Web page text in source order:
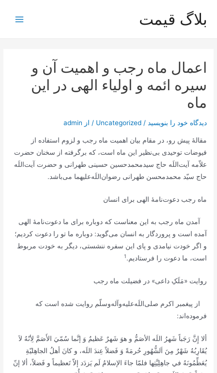
محتوا
بلاگ قیمت
اعمال ماه رجب و اهمیت آن و
سیره ائمه و اولیاء الهی در این
ماه
دیدگاه‌ خود را بنویسید /
Uncategorized / از admin
مقالۀ پیش رو، در مقام بیان اهمیت ماه رجب و لزوم استفاده از
فیوضات توحیدی بی‌نظیر این ماه است، که برگرفته از سخنان حضرت
علاّمه آیت‌اللَه حاج سیدمحمدحسین حسینی طهرانی و حضرت آیت‌اللَه
حاج سیّد محمدمحسن طهرانی رضوان‌اللَه‌علیهما می‌باشد.
ماه رجب دعوت‌نامۀ الهی برای انسان
آمدن ماه رجب به این معناست که دوباره برای ما دعوت‌نامۀ الهی
آمده است و پروردگار به انسان می‌گوید: دوباره ما تو را دعوت کردیم؛
و اگر خودت نیامدی و پای این سفره ننشستی، دیگر به خودت مربوط
است، ما دعوت را فرستادیم.1
روایت «مَلَکِ داعی» در فضیلت ماه رجب
از پیغمبر اکرم صلی‌اللَه‌علیه‌و‌آله‌وسلّم روایت شده است که
فرموده‌اند:
ألا إِنَّ رَجَباً شَهرُ اللَه الأصَمُّ و هوَ شَهرٌ عَظيمٌ وَ إنَّما سُمّيَ الأَصَمَّ لِأنّهُ لاَ
يُقَارِبُهُ شَهْرٌ مِنَ اَلشُّهُورِ حُرمَةً وَ فَضلاً عِندَ اللَه، و كانَ أهلُ الجاهِليّةِ
يُعَظِّمُونَهُ في جاهِلِيَّتِها فلمّا جاءَ الإسلامُ لَم يَزدَد إلاّ تَعظيماً و فَضلاً، ألا إنّ